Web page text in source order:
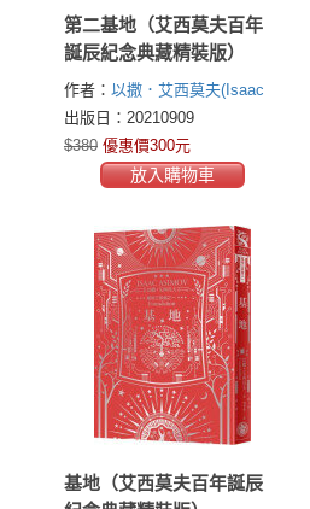
第二基地（艾西莫夫百年
誕辰紀念典藏精裝版）
作者： 以撒．艾西莫夫(Isaac
Asimov)
出版日：20210909
$380 優惠價300元
放入購物車
基地（艾西莫夫百年誕辰